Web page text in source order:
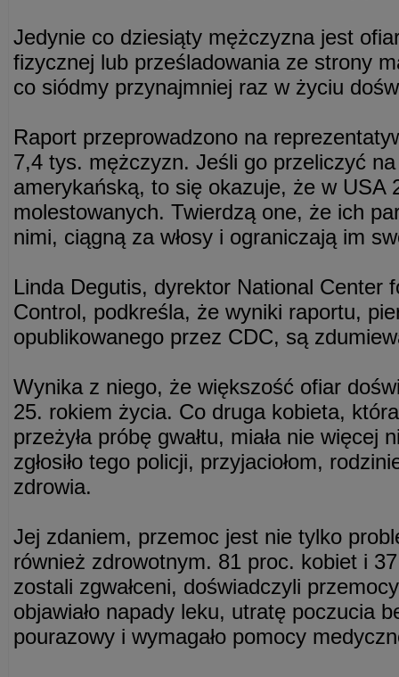
Jedynie co dziesiąty mężczyzna jest
fizycznej lub prześladowania ze strony
co siódmy przynajmniej raz w życiu
Raport przeprowadzono na
7,4 tys. mężczyzn. Jeśli go przeliczyć na
amerykańską, to się okazuje, że w USA
molestowanych. Twierdzą one, że ich
nimi, ciągną za włosy i ograniczają im
Linda Degutis, dyrektor National Center
Control, podkreśla, że wyniki raportu,
opublikowanego przez CDC, są
Wynika z niego, że większość ofiar
25. rokiem życia. Co druga kobieta, która
przeżyła próbę gwałtu, miała nie więcej
zgłosiło tego policji, przyjaciołom,
zdrowia.
Jej zdaniem, przemoc jest nie tylko
również zdrowotnym. 81 proc. kobiet i
zostali zgwałceni, doświadczyli
objawiało napady leku, utratę poczucia
pourazowy i wymagało pomocy